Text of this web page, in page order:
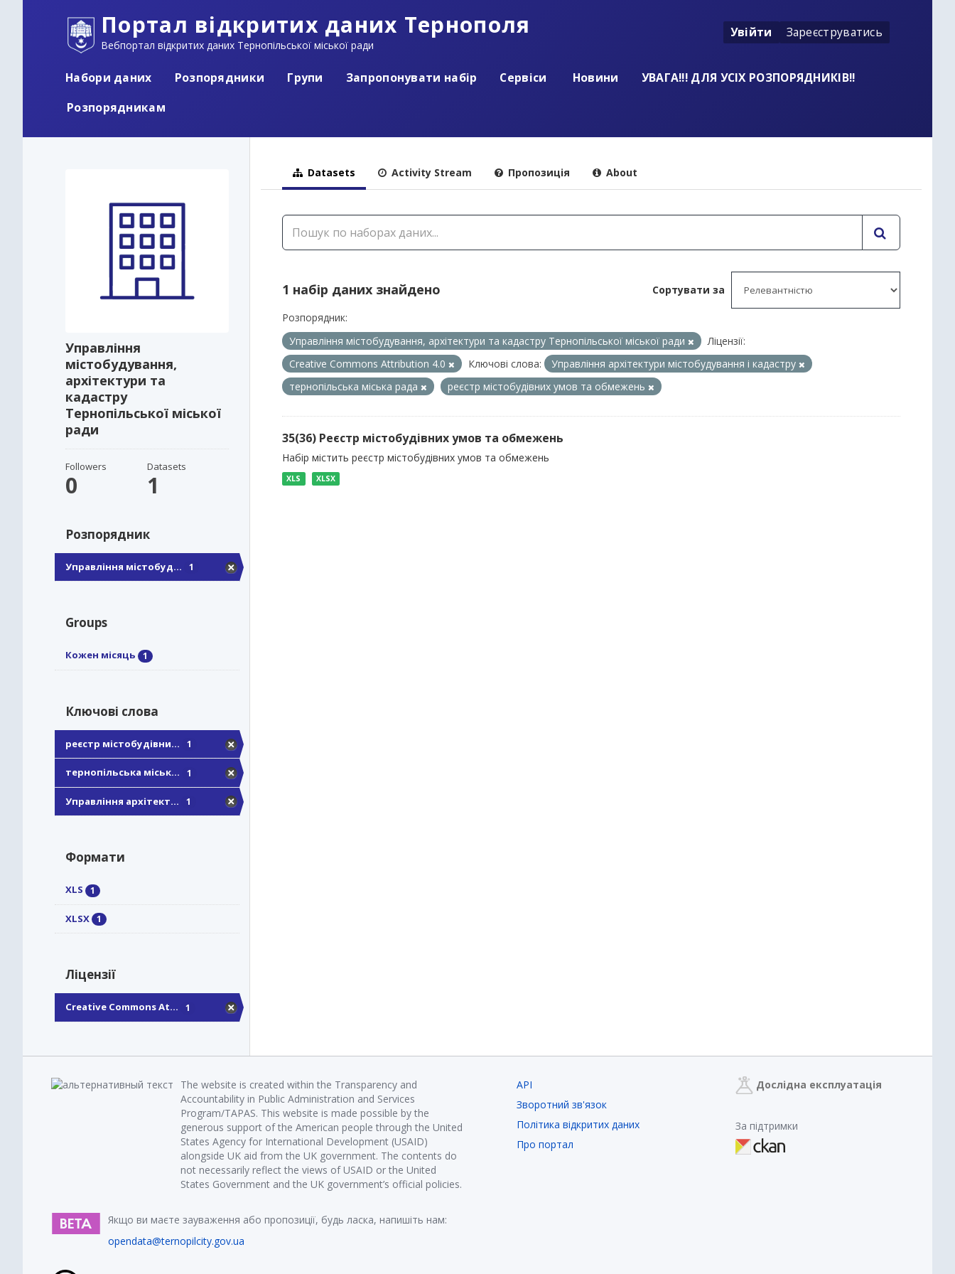
Портал відкритих даних Тернополя
Вебпортал відкритих даних Тернопільської міської ради
Увійти Зареєструватись
Набори даних Розпорядники Групи Запропонувати набір Сервіси Новини
УВАГА!!! ДЛЯ УСІХ РОЗПОРЯДНИКІВ!!
Розпорядникам
Управління
містобудування,
архітектури та
кадастру
Тернопільської міської
ради
Followers
0
Datasets
1
Розпорядник
Управління містобуд... 1
Groups
Кожен місяць 1
Ключові слова
реєстр містобудівни... 1
тернопільська міськ... 1
Управління архітект... 1
Формати
XLS 1
XLSX 1
Ліцензії
Creative Commons At... 1
Datasets Activity Stream Пропозиція About
Сортувати за
1 набір даних знайдено
Розпорядник:
Управління містобудування, архітектури та кадастру Тернопільської міської ради
Ліцензії:
Creative Commons Attribution 4.0
Ключові слова:
Управління архітектури містобудування і кадастру
тернопільська міська рада
реєстр містобудівних умов та обмежень
35(36) Реєстр містобудівних умов та обмежень
Набір містить реєстр містобудівних умов та обмежень
XLS XLSX
The website is created within the Transparency and
Accountability in Public Administration and Services
Program/TAPAS. This website is made possible by the
generous support of the American people through the United
States Agency for International Development (USAID)
alongside UK aid from the UK government. The contents do
not necessarily reflect the views of USAID or the United
States Government and the UK government’s official policies.
Якщо ви маєте зауваження або пропозиції, будь ласка, напишіть нам:
opendata@ternopilcity.gov.ua
API
Зворотний зв'язок
Політика відкритих даних
Про портал
Дослідна експлуатація
За підтримки